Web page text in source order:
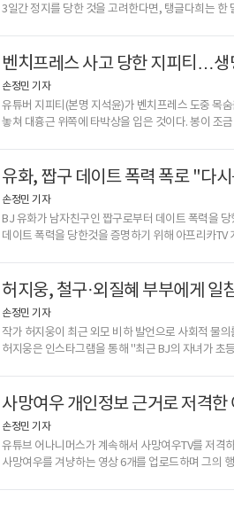
3일간 정지를 당한 것을 고려한다면, 탱글다희는 한
인스타그램이나 유튜브를 통해 알리겠다"며 정지
벤치프레스 사고 당한 지피티…생
손정민 기자
유튜버 지피티(본명 지석윤)가 벤치프레스 도중 목
놓쳐 대흉근 위쪽에 타박상을 입은 것이다. 봉이 조
것을 시도했다. 이전에 시도한 적이 없었기에 그의
놓치고 말았다.바벨은 지피
유화, 짭구 데이트 폭력 폭로 "다
손정민 기자
BJ 유화가 남자친구인 짭구로부터 데이트 폭력을
데이트 폭력을 당한것을 증명하기 위해 아프리카
도움을 받았다"고 상황을 설명했다. 하지만 해당 게
개인 방송국을 통해 "
허지웅, 철구·외질혜 부부에게 일
손정민 기자
작가 허지웅이 최근 외모 비하 발언으로 사회적 물
허지웅은 인스타그램을 통해 "최근 BJ의 자녀가 초
인식을 심어준다는 의견이 많다"고 학부모들의 입
사망여우 개인정보 근거로 저격
손정민 기자
유튜브 어나니머스가 계속해서 사망여우TV를 저격
사망여우를 겨냥하는 영상 6개를 업로드하며 그의